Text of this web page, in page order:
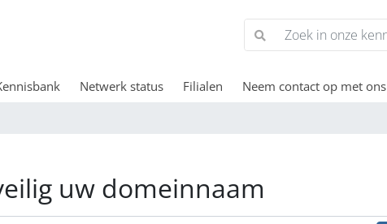
Netwerk status Filialen Neem contact op met ons
uw domeinnaam